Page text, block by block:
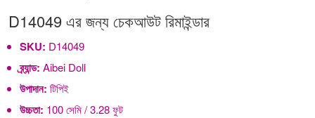
D14049 এর জন্য চেকআউট রিমাইন্ডার
SKU: D14049
ব্র্যান্ড: Aibei Doll
উপাদান: টিপিই
উচ্চতা: 100 সেমি / 3.28 ফুট